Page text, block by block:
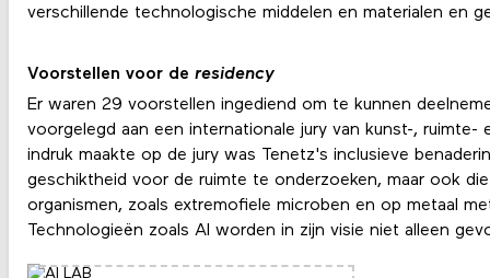
verschillende technologische middelen en materialen en
Voorstellen voor de residency
Er waren 29 voorstellen ingediend om te kunnen
voorgelegd aan een internationale jury van kunst-, ruimte-
indruk maakte op de jury was Tenetz's inclusieve
geschiktheid voor de ruimte te onderzoeken, maar ook
organismen, zoals extremofiele microben en op metaal
Technologieën zoals AI worden in zijn visie niet alleen